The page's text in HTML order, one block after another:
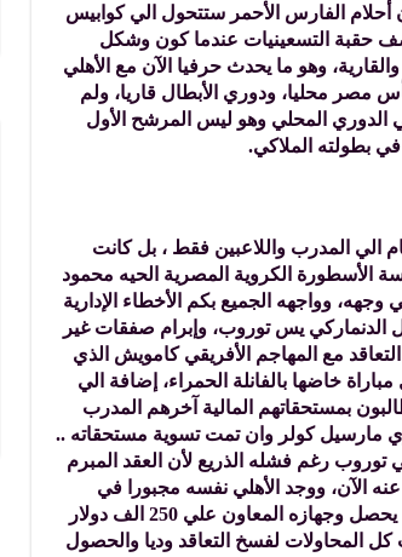
أحلام الفارس الأحمر ستتحول الي كوابيس
حقبة التسعينيات عندما كون وشكل
وهو ما يحدث حرفيا الآن مع الأهلي
وكأس مصر محليا، ودوري الأبطال قاريا، ولم
الدوري المحلي وهو ليس المرشح الأول
في بطولته الملاكي.
الي المدرب واللاعبين فقط ، بل كانت
الأسطورة الكروية المصرية الحيه محمود
وواجهه الجميع بكم الأخطاء الإدارية
الدنماركي يس توروب، وإبرام صفقات غير
مع المهاجم الأفريقي كامويش الذي
خاضها بالفانلة الحمراء، إضافة الي
بمستحقاتهم المالية آخرهم المدرب
مارسيل كولر وان تمت تسوية مستحقاته ..
توروب رغم فشله الذريع لأن العقد المبرم
الاستغناء عنه الآن، ووجد الأهلي نفسه مجبورا في
الإبقاء عليه حتي إشعار آخر، خاصة وان المدرب الذي يحصل وجهازه المعاون علي 250 الف دولار
2028 ، ويرفض توروب كل المحاولات لفسخ التعاقد وديا والحصول